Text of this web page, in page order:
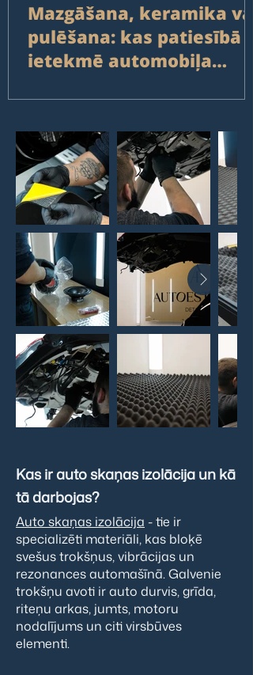
Mazgāšana, keramika vai
pulēšana: kas patiesībā
ietekmē automobiļa
Kas ir auto skaņas izolācija un kā
tā darbojas?
Auto skaņas izolācija - tie ir
specializēti materiāli, kas bloķē
svešus trokšņus, vibrācijas un
rezonances automašīnā. Galvenie
trokšņu avoti ir auto durvis, grīda,
riteņu arkas, jumts, motoru
nodalījums un citi virsbūves
elementi.